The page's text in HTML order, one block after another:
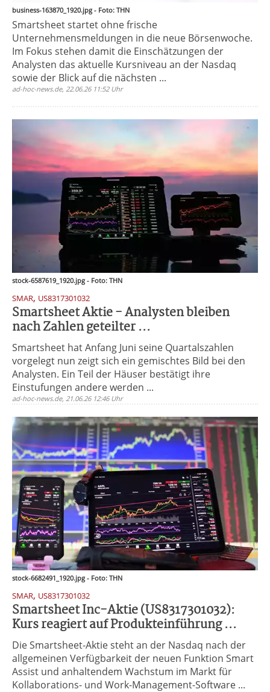
business-163870_1920.jpg - Foto: THN
Smartsheet startet ohne frische
Unternehmensmeldungen in die neue Börsenwoche.
Im Fokus stehen damit die Einschätzungen der
Analysten das aktuelle Kursniveau an der Nasdaq
sowie der Blick auf die nächsten ...
ad-hoc-news.de, 22.06.26 11:52 Uhr
stock-6587619_1920.jpg - Foto: THN
SMAR, US8317301032
Smartsheet Aktie - Analysten bleiben
nach Zahlen geteilter ...
Smartsheet hat Anfang Juni seine Quartalszahlen
vorgelegt nun zeigt sich ein gemischtes Bild bei den
Analysten. Ein Teil der Häuser bestätigt ihre
Einstufungen andere werden ...
ad-hoc-news.de, 21.06.26 12:46 Uhr
stock-6682491_1920.jpg - Foto: THN
SMAR, US8317301032
Smartsheet Inc-Aktie (US8317301032):
Kurs reagiert auf Produkteinführung ...
Die Smartsheet-Aktie steht an der Nasdaq nach der
allgemeinen Verfügbarkeit der neuen Funktion Smart
Assist und anhaltendem Wachstum im Markt für
Kollaborations- und Work-Management-Software ...